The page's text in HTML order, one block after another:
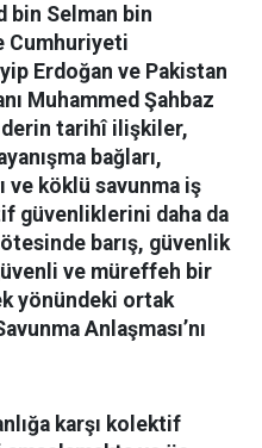
bin Selman bin
Cumhuriyeti
Erdoğan ve Pakistan
Muhammed Şahbaz
derin tarihî ilişkiler,
bağları,
ve köklü savunma iş
güvenliklerini daha da
barış, güvenlik
ve müreffeh bir
yönündeki ortak
Anlaşması’nı
karşı kolektif